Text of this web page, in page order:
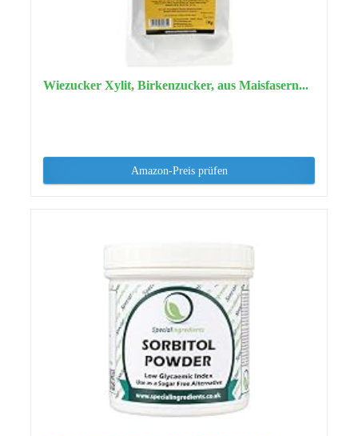
Wiezucker Xylit, Birkenzucker, aus Maisfasern...
Amazon-Preis prüfen